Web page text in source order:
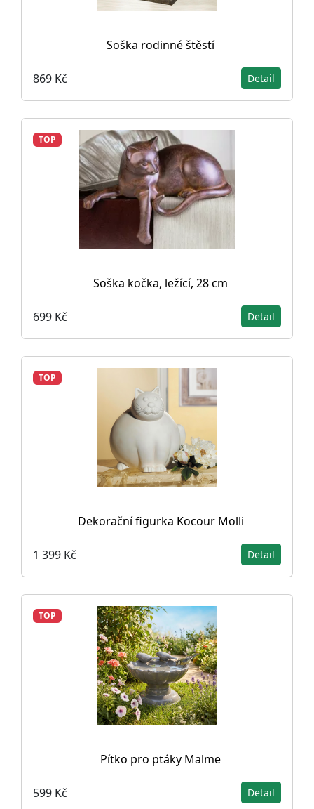
Soška rodinné štěstí
869 Kč Detail
TOP
Soška kočka, ležící, 28 cm
699 Kč Detail
TOP
Dekorační figurka Kocour Molli
1 399 Kč Detail
TOP
Pítko pro ptáky Malme
599 Kč Detail